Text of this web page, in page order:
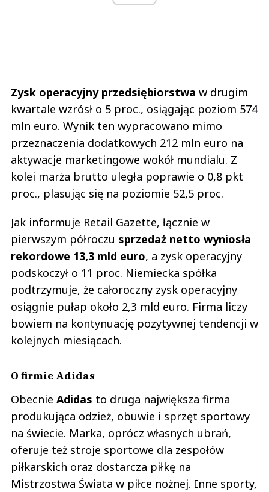
Zysk operacyjny przedsiębiorstwa w drugim
kwartale wzrósł o 5 proc., osiągając poziom 574
mln euro. Wynik ten wypracowano mimo
przeznaczenia dodatkowych 212 mln euro na
aktywacje marketingowe wokół mundialu. Z
kolei marża brutto uległa poprawie o 0,8 pkt
proc., plasując się na poziomie 52,5 proc.
Jak informuje Retail Gazette, łącznie w
pierwszym półroczu sprzedaż netto wyniosła
rekordowe 13,3 mld euro, a zysk operacyjny
podskoczył o 11 proc. Niemiecka spółka
podtrzymuje, że całoroczny zysk operacyjny
osiągnie pułap około 2,3 mld euro. Firma liczy
bowiem na kontynuację pozytywnej tendencji w
kolejnych miesiącach.
O firmie Adidas
Obecnie Adidas to druga największa firma
produkująca odzież, obuwie i sprzęt sportowy
na świecie. Marka, oprócz własnych ubrań,
oferuje też stroje sportowe dla zespołów
piłkarskich oraz dostarcza piłkę na
Mistrzostwa Świata w piłce nożnej. Inne sporty,